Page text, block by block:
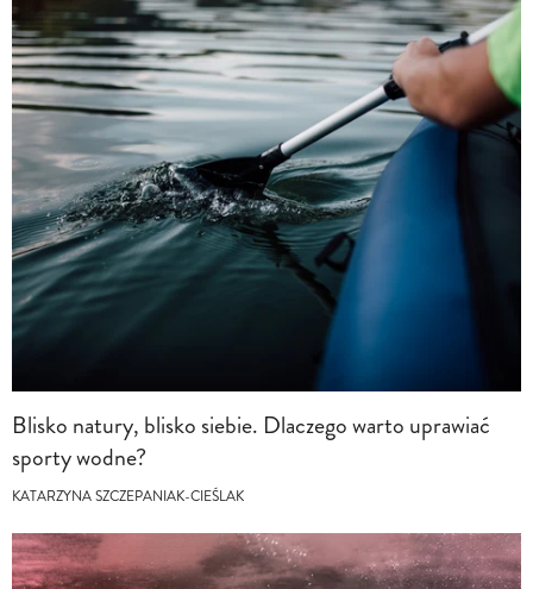
Blisko natury, blisko siebie. Dlaczego warto uprawiać
sporty wodne?
KATARZYNA SZCZEPANIAK-CIEŚLAK